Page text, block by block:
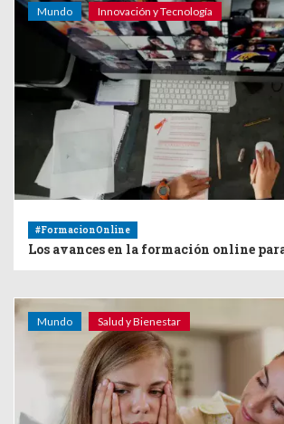
Mundo Innovación y Tecnología
#FormacionOnline
Los avances en la formación online
Mundo Salud y Bienestar